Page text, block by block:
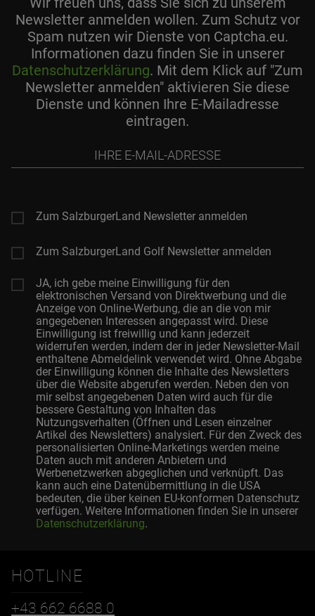
Newsletter anmelden wollen. Zum Schutz vor
Spam nutzen wir Dienste von Captcha.eu.
Informationen dazu finden Sie in unserer
Datenschutzerklärung. Mit dem Klick auf "Zum
Newsletter anmelden" aktivieren Sie diese
Dienste und können Ihre E-Mailadresse
eintragen.
Mail-
Zum SalzburgerLand Newsletter anmelden
Zum SalzburgerLand Golf Newsletter anmelden
JA, ich gebe meine Einwilligung für den
elektronischen Versand von Direktwerbung und die
Anzeige von Online-Werbung, die an die von mir
angegebenen Interessen angepasst wird. Diese
Einwilligung ist freiwillig und kann jederzeit
widerrufen werden, indem der in jeder Newsletter-Mail
enthaltene Abmeldelink verwendet wird. Ohne Abgabe
der Einwilligung können die Inhalte des Newsletters
über die Website abgerufen werden. Neben den von
mir selbst angegebenen Daten wird auch für die
bessere Gestaltung von Inhalten das
Nutzungsverhalten (Öffnen und Lesen einzelner
Artikel des Newsletters) analysiert. Für den Zweck des
personalisierten Online-Marketings werden meine
Daten auch mit anderen Anbietern und
Werbenetzwerken abgeglichen und verknüpft. Das
kann auch eine Datenübermittlung in die USA
bedeuten, die über keinen EU-konformen Datenschutz
verfügen. Weitere Informationen finden Sie in unserer
Datenschutzerklärung.
HOTLINE
+43 662 6688 0